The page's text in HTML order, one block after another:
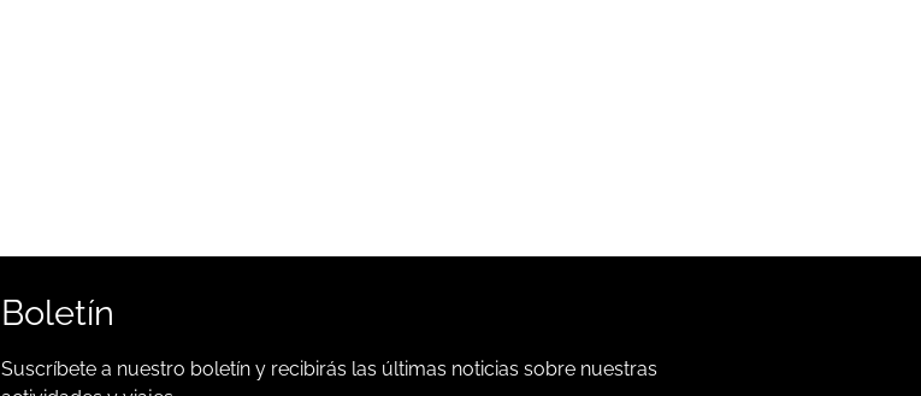
Boletín
Suscríbete a nuestro boletín y recibirás las últimas noticias sobre nuestras